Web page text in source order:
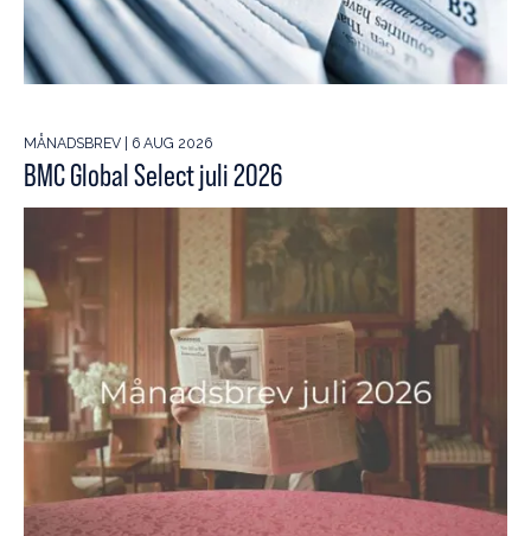
MÅNADSBREV | 6 AUG 2026
BMC Global Select juli 2026